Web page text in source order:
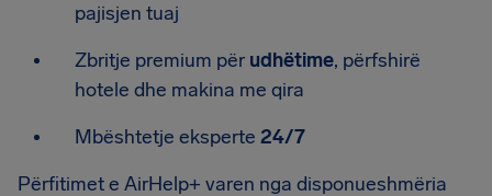
pajisjen tuaj
Zbritje premium për udhëtime, përfshirë
hotele dhe makina me qira
Mbështetje eksperte 24/7
Përfitimet e AirHelp+ varen nga disponueshmëria